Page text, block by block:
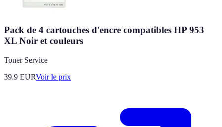
Pack de 4 cartouches d'encre compatibles HP 953
XL Noir et couleurs
Toner Service
39.9 EURVoir le prix